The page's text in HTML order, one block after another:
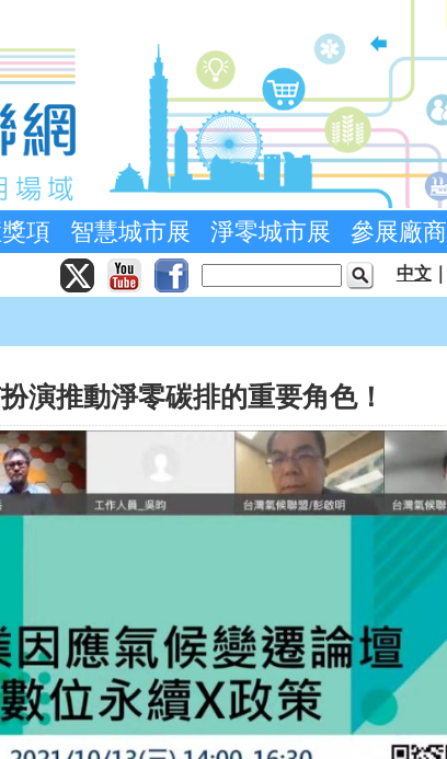
項 智慧城市展 淨零城市展 參展廠商
中文｜
演推動淨零碳排的重要角色！